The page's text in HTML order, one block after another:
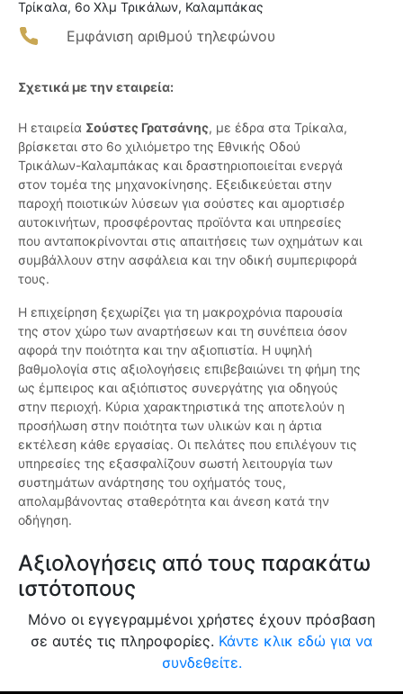
Τρίκαλα, 6ο Χλμ Τρικάλων, Καλαμπάκας
Εμφάνιση αριθμού τηλεφώνου
Σχετικά με την εταιρεία:
Η εταιρεία Σούστες Γρατσάνης, με έδρα στα Τρίκαλα,
βρίσκεται στο 6ο χιλιόμετρο της Εθνικής Οδού
Τρικάλων-Καλαμπάκας και δραστηριοποιείται ενεργά
στον τομέα της μηχανοκίνησης. Εξειδικεύεται στην
παροχή ποιοτικών λύσεων για σούστες και αμορτισέρ
αυτοκινήτων, προσφέροντας προϊόντα και υπηρεσίες
που ανταποκρίνονται στις απαιτήσεις των οχημάτων και
συμβάλλουν στην ασφάλεια και την οδική συμπεριφορά
τους.
Η επιχείρηση ξεχωρίζει για τη μακροχρόνια παρουσία
της στον χώρο των αναρτήσεων και τη συνέπεια όσον
αφορά την ποιότητα και την αξιοπιστία. Η υψηλή
βαθμολογία στις αξιολογήσεις επιβεβαιώνει τη φήμη της
ως έμπειρος και αξιόπιστος συνεργάτης για οδηγούς
στην περιοχή. Κύρια χαρακτηριστικά της αποτελούν η
προσήλωση στην ποιότητα των υλικών και η άρτια
εκτέλεση κάθε εργασίας. Οι πελάτες που επιλέγουν τις
υπηρεσίες της εξασφαλίζουν σωστή λειτουργία των
συστημάτων ανάρτησης του οχήματός τους,
απολαμβάνοντας σταθερότητα και άνεση κατά την
οδήγηση.
Αξιολογήσεις από τους παρακάτω
ιστότοπους
Μόνο οι εγγεγραμμένοι χρήστες έχουν πρόσβαση
σε αυτές τις πληροφορίες. Κάντε κλικ εδώ για να
συνδεθείτε.